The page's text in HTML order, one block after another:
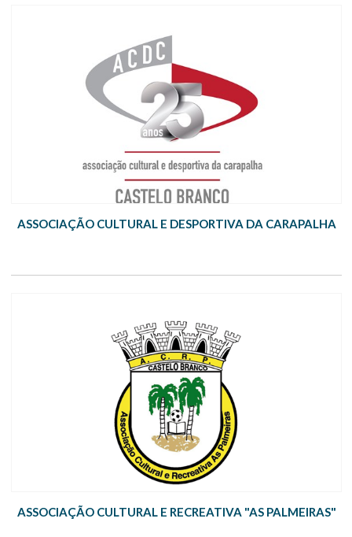
ASSOCIAÇÃO CULTURAL E DESPORTIVA DA CARAPALHA
ASSOCIAÇÃO CULTURAL E RECREATIVA "AS PALMEIRAS"